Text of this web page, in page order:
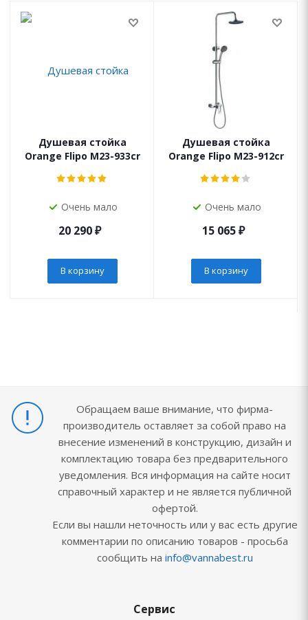
Душевая стойка
Orange Flipo M23-933cr
Очень мало
20 290₽
В корзину
Душевая стойка
Orange Flipo M23-912cr
Очень мало
15 065₽
В корзину
Обращаем ваше внимание, что фирма-
производитель оставляет за собой право на
внесение изменений в конструкцию, дизайн и
комплектацию товара без предварительного
уведомления. Вся информация на сайте носит
справочный характер и не является публичной
офертой.
Если вы нашли неточность или у вас есть другие
комментарии по описанию товаров - просьба
сообщить на info@vannabest.ru
Сервис